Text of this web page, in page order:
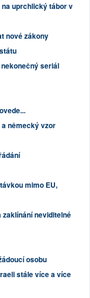
uprchlický tábor v
nové zákony
seriál
a německý vzor
mimo EU,
neviditelné
osobu
stále více a více